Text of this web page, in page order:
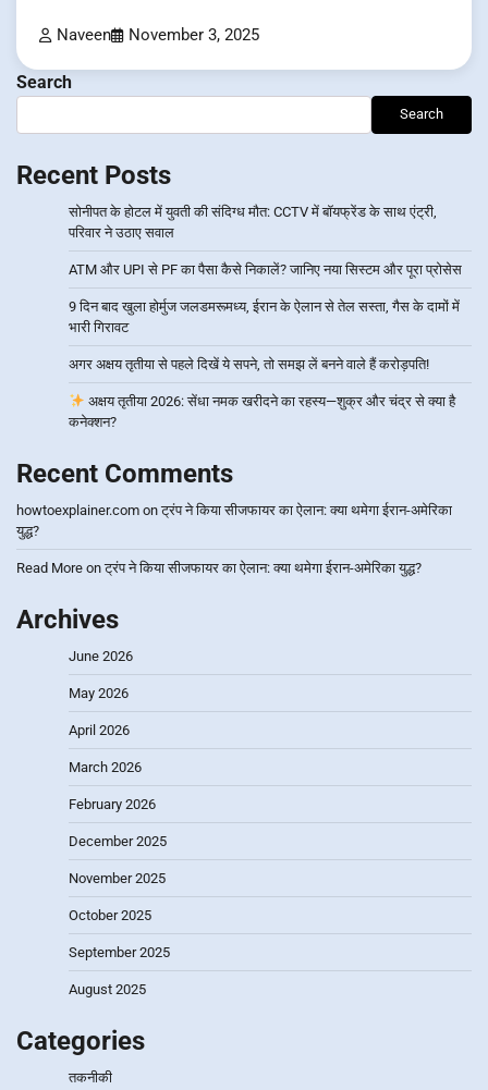
Naveen November 3, 2025
Search
Search
Recent Posts
सोनीपत के होटल में युवती की संदिग्ध मौत: CCTV में बॉयफ्रेंड के साथ एंट्री,
परिवार ने उठाए सवाल
ATM और UPI से PF का पैसा कैसे निकालें? जानिए नया सिस्टम और पूरा प्रोसेस
9 दिन बाद खुला होर्मुज जलडमरूमध्य, ईरान के ऐलान से तेल सस्ता, गैस के दामों में
भारी गिरावट
अगर अक्षय तृतीया से पहले दिखें ये सपने, तो समझ लें बनने वाले हैं करोड़पति!
अक्षय तृतीया 2026: सेंधा नमक खरीदने का रहस्य—शुक्र और चंद्र से क्या है
कनेक्शन?
Recent Comments
howtoexplainer.com onट्रंप ने किया सीजफायर का ऐलान: क्या थमेगा ईरान-अमेरिका
युद्ध?
Read More onट्रंप ने किया सीजफायर का ऐलान: क्या थमेगा ईरान-अमेरिका युद्ध?
Archives
June 2026
May 2026
April 2026
March 2026
February 2026
December 2025
November 2025
October 2025
September 2025
August 2025
Categories
तकनीकी